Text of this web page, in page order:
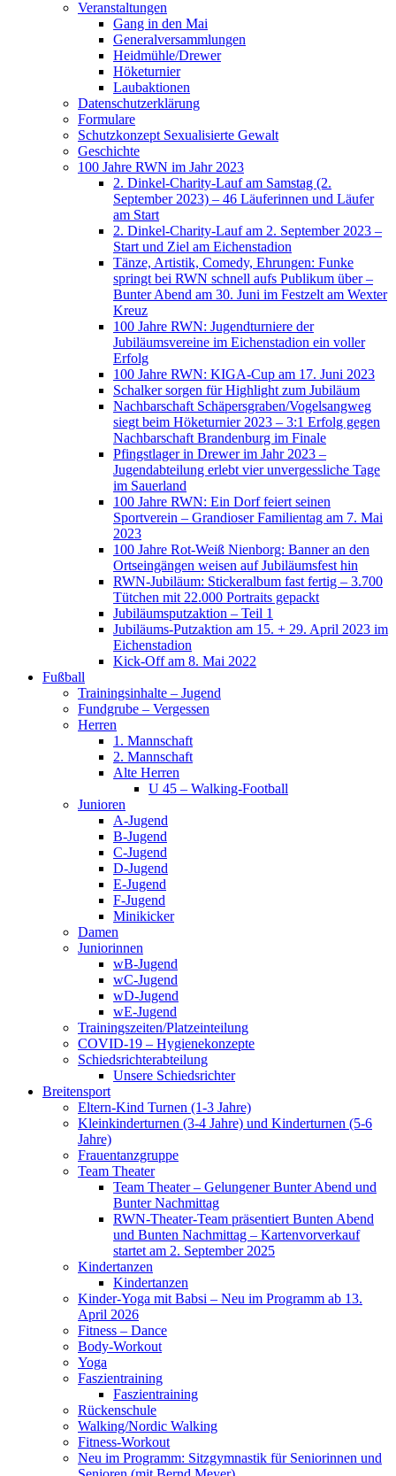
Veranstaltungen
Gang in den Mai
Generalversammlungen
Heidmühle/Drewer
Höketurnier
Laubaktionen
Datenschutzerklärung
Formulare
Schutzkonzept Sexualisierte Gewalt
Geschichte
100 Jahre RWN im Jahr 2023
2. Dinkel-Charity-Lauf am Samstag (2.
September 2023) – 46 Läuferinnen und Läufer
am Start
2. Dinkel-Charity-Lauf am 2. September 2023 –
Start und Ziel am Eichenstadion
Tänze, Artistik, Comedy, Ehrungen: Funke
springt bei RWN schnell aufs Publikum über –
Bunter Abend am 30. Juni im Festzelt am Wexter
Kreuz
100 Jahre RWN: Jugendturniere der
Jubiläumsvereine im Eichenstadion ein voller
Erfolg
100 Jahre RWN: KIGA-Cup am 17. Juni 2023
Schalker sorgen für Highlight zum Jubiläum
Nachbarschaft Schäpersgraben/Vogelsangweg
siegt beim Höketurnier 2023 – 3:1 Erfolg gegen
Nachbarschaft Brandenburg im Finale
Pfingstlager in Drewer im Jahr 2023 –
Jugendabteilung erlebt vier unvergessliche Tage
im Sauerland
100 Jahre RWN: Ein Dorf feiert seinen
Sportverein – Grandioser Familientag am 7. Mai
2023
100 Jahre Rot-Weiß Nienborg: Banner an den
Ortseingängen weisen auf Jubiläumsfest hin
RWN-Jubiläum: Stickeralbum fast fertig – 3.700
Tütchen mit 22.000 Portraits gepackt
Jubiläumsputzaktion – Teil 1
Jubiläums-Putzaktion am 15. + 29. April 2023 im
Eichenstadion
Kick-Off am 8. Mai 2022
Fußball
Trainingsinhalte – Jugend
Fundgrube – Vergessen
Herren
1. Mannschaft
2. Mannschaft
Alte Herren
U 45 – Walking-Football
Junioren
A-Jugend
B-Jugend
C-Jugend
D-Jugend
E-Jugend
F-Jugend
Minikicker
Damen
Juniorinnen
wB-Jugend
wC-Jugend
wD-Jugend
wE-Jugend
Trainingszeiten/Platzeinteilung
COVID-19 – Hygienekonzepte
Schiedsrichterabteilung
Unsere Schiedsrichter
Breitensport
Eltern-Kind Turnen (1-3 Jahre)
Kleinkinderturnen (3-4 Jahre) und Kinderturnen (5-6
Jahre)
Frauentanzgruppe
Team Theater
Team Theater – Gelungener Bunter Abend und
Bunter Nachmittag
RWN-Theater-Team präsentiert Bunten Abend
und Bunten Nachmittag – Kartenvorverkauf
startet am 2. September 2025
Kindertanzen
Kindertanzen
Kinder-Yoga mit Babsi – Neu im Programm ab 13.
April 2026
Fitness – Dance
Body-Workout
Yoga
Faszientraining
Faszientraining
Rückenschule
Walking/Nordic Walking
Fitness-Workout
Neu im Programm: Sitzgymnastik für Seniorinnen und